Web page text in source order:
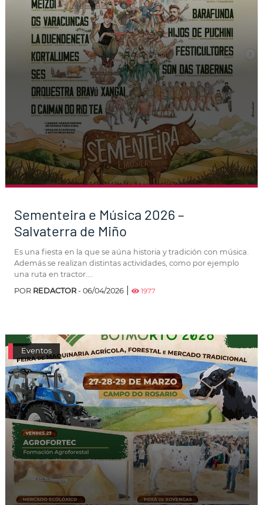
Sementeira e Música 2026 –
Salvaterra de Miño
Es una fiesta en la que se aúna historia y tradición con música.
Además se realizan distintas actividades, como por ejemplo
una ruta en tractor....
POR REDACTOR - 06/04/2026 1977
Eventos